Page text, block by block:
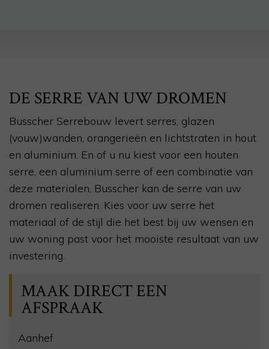
DE SERRE VAN UW DROMEN
Busscher Serrebouw levert serres, glazen
(vouw)wanden, orangerieën en lichtstraten in hout
en aluminium. En of u nu kiest voor een houten
serre, een aluminium serre of een combinatie van
deze materialen, Busscher kan de serre van uw
dromen realiseren. Kies voor uw serre het
materiaal of de stijl die het best bij uw wensen en
uw woning past voor het mooiste resultaat van uw
investering.
MAAK DIRECT EEN
AFSPRAAK
Aanhef